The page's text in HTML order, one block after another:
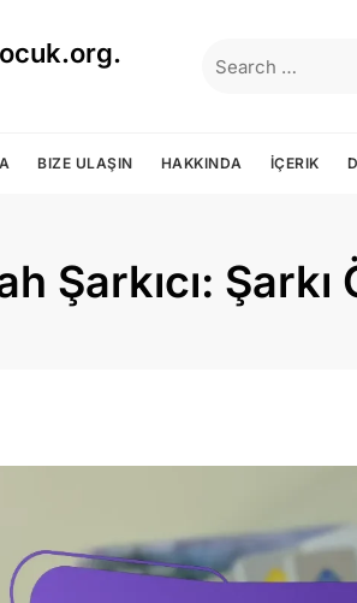
for:
BIZE ULAŞIN HAKKINDA İÇERIK
Şarkıcı: